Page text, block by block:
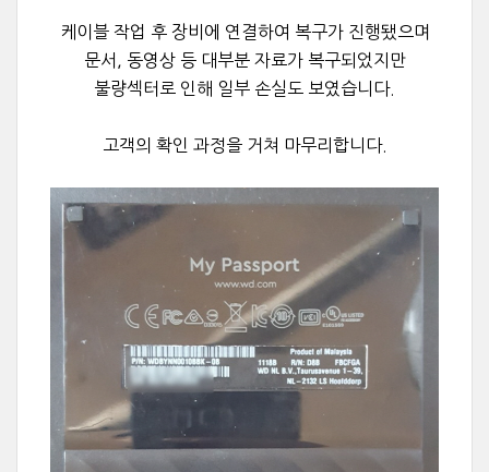
케이블 작업 후 장비에 연결하여 복구가 진행됐으며
문서, 동영상 등 대부분 자료가 복구되었지만
불량섹터로 인해 일부 손실도 보였습니다.
고객의 확인 과정을 거쳐 마무리합니다.